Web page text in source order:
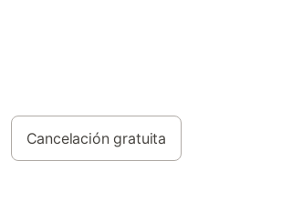
Cancelación gratuita